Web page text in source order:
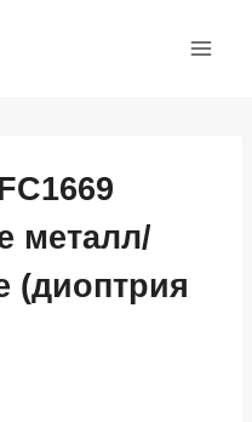
металл/
(диоптрия